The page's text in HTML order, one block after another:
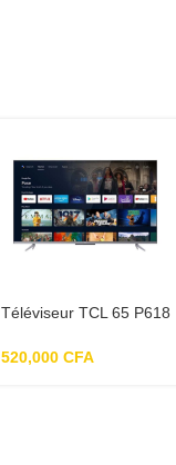
Téléviseur TCL 65 P618
– Android
520,000 CFA